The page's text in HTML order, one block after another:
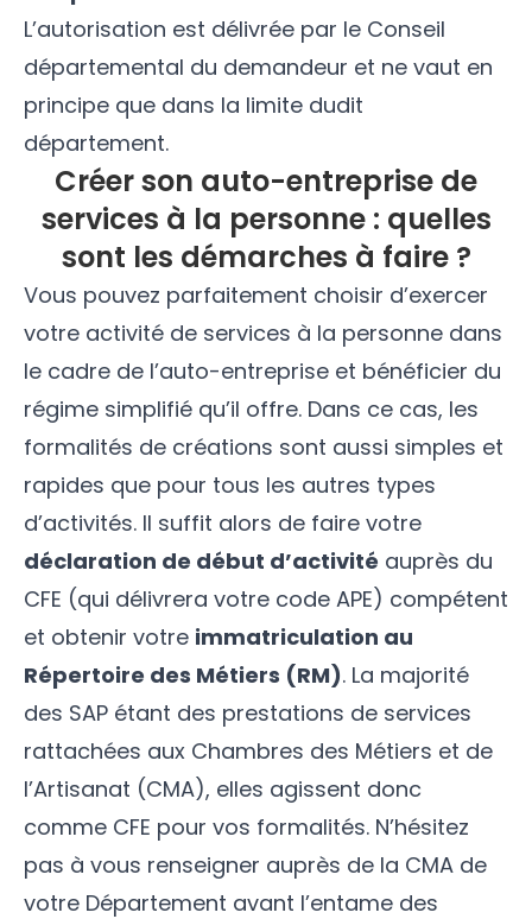
L’autorisation est délivrée par le Conseil
départemental du demandeur et ne vaut en
principe que dans la limite dudit
département.
Créer son auto-entreprise de
services à la personne : quelles
sont les démarches à faire ?
Vous pouvez parfaitement choisir d’exercer
votre activité de services à la personne dans
le cadre de l’auto-entreprise et bénéficier du
régime simplifié qu’il offre. Dans ce cas, les
formalités de créations sont aussi simples et
rapides que pour tous les autres types
d’activités. Il suffit alors de faire votre
déclaration de début d’activité auprès du
CFE (qui délivrera votre code APE) compétent
et obtenir votre immatriculation au
Répertoire des Métiers (RM). La majorité
des SAP étant des prestations de services
rattachées aux Chambres des Métiers et de
l’Artisanat (CMA), elles agissent donc
comme CFE pour vos formalités. N’hésitez
pas à vous renseigner auprès de la CMA de
votre Département avant l’entame des